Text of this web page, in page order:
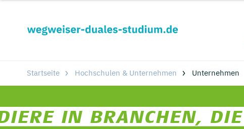
Startseite Hochschulen & Unternehmen Unternehmen